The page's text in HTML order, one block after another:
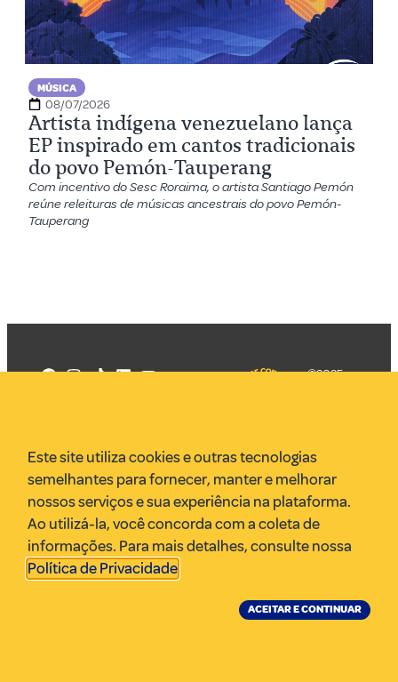
MÚSICA
08/07/2026
Artista indígena venezuelano lança
EP inspirado em cantos tradicionais
do povo Pemón-Tauperang
Com incentivo do Sesc Roraima, o artista Santiago Pemón
reúne releituras de músicas ancestrais do povo Pemón-
Tauperang
VR Assessoria
Parcerias
Envie uma pauta
Anuncie
©2025
Este site utiliza cookies e outras tecnologias
semelhantes para fornecer, manter e melhorar
nossos serviços e sua experiência na plataforma.
Ao utilizá-la, você concorda com a coleta de
informações. Para mais detalhes, consulte nossa
Política de Privacidade.
ACEITAR E CONTINUAR